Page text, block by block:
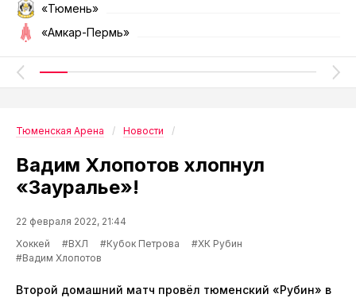
«Тюмень»
«Амкар-Пермь»
Тюменская Арена Новости
Вадим Хлопотов хлопнул
«Зауралье»!
22 февраля 2022, 21:44
Хоккей
#ВХЛ #Кубок Петрова
#ХК Рубин
#Вадим Хлопотов
Второй домашний матч провёл тюменский «Рубин» в